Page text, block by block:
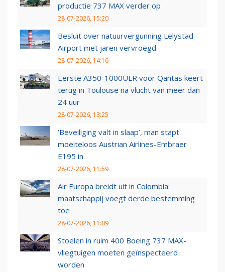
productie 737 MAX verder op
28-07-2026, 15:20
Besluit over natuurvergunning Lelystad
Airport met jaren vervroegd
28-07-2026, 14:16
Eerste A350-1000ULR voor Qantas keert
terug in Toulouse na vlucht van meer dan
24 uur
28-07-2026, 13:25
‘Beveiliging valt in slaap’, man stapt
moeiteloos Austrian Airlines-Embraer
E195 in
28-07-2026, 11:59
Air Europa breidt uit in Colombia:
maatschappij voegt derde bestemming
toe
28-07-2026, 11:09
Stoelen in ruim 400 Boeing 737 MAX-
vliegtuigen moeten geïnspecteerd
worden